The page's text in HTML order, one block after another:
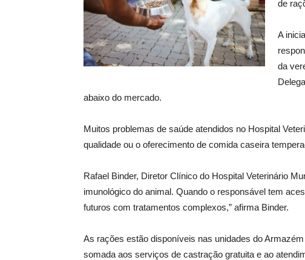
de
A
da
abaixo do mercado.
Muitos problemas de saúde atendidos no Hospital
qualidade ou o oferecimento de comida caseira
Rafael Binder, Diretor Clínico do Hospital Veterinário
imunológico do animal. Quando o responsável tem
futuros com tratamentos complexos,” afirma Binder.
As rações estão disponíveis nas unidades do
somada aos serviços de castração gratuita e ao